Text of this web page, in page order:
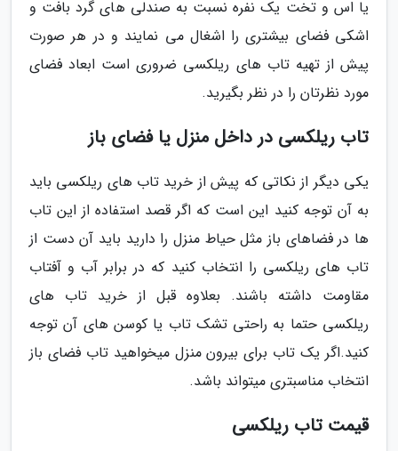
یا اس و تخت یک نفره نسبت به صندلی های گرد بافت و
اشکی فضای بیشتری را اشغال می نمایند و در هر صورت
پیش از تهیه تاب های ریلکسی ضروری است ابعاد فضای
مورد نظرتان را در نظر بگیرید.
تاب ریلکسی در داخل منزل یا فضای باز
یکی دیگر از نکاتی که پیش از خرید تاب های ریلکسی باید
به آن توجه کنید این است که اگر قصد استفاده از این تاب
ها در فضاهای باز مثل حیاط منزل را دارید باید آن دست از
تاب های ریلکسی را انتخاب کنید که در برابر آب و آفتاب
مقاومت داشته باشند. بعلاوه قبل از خرید تاب های
ریلکسی حتما به راحتی تشک تاب یا کوسن های آن توجه
کنید.اگر یک تاب برای بیرون منزل میخواهید تاب فضای باز
انتخاب مناسبتری میتواند باشد.
قیمت تاب ریلکسی